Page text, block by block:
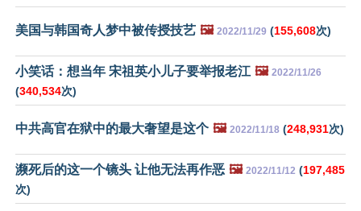
美国与韩国奇人梦中被传授技艺 🖼️ 2022/11/29 (155,608次)
小笑话：想当年 宋祖英小儿子要举报老江 🖼️ 2022/11/26
(340,534次)
中共高官在狱中的最大奢望是这个 🖼️ 2022/11/18 (248,931次)
濒死后的这一个镜头 让他无法再作恶 🖼️ 2022/11/12 (197,485
次)